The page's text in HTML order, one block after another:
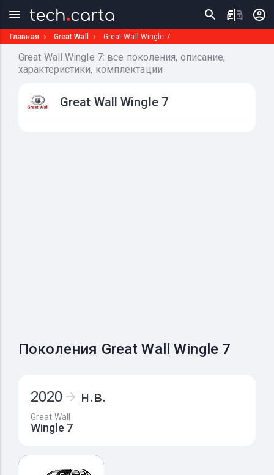
Главная Great Wall Great Wall Wingle 7
Great Wall Wingle 7: все поколения, описание,
характеристики, комплектации
Great Wall Wingle 7
Поколения Great Wall Wingle 7
2020 н.в.
Great Wall
Wingle 7